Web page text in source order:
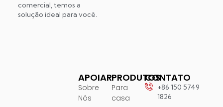
comercial, temos a
solução ideal para você.
PRODUTOS
Para
casa
APOIAR
Sobre
Nós
CONTATO
+86 150 5749
1826